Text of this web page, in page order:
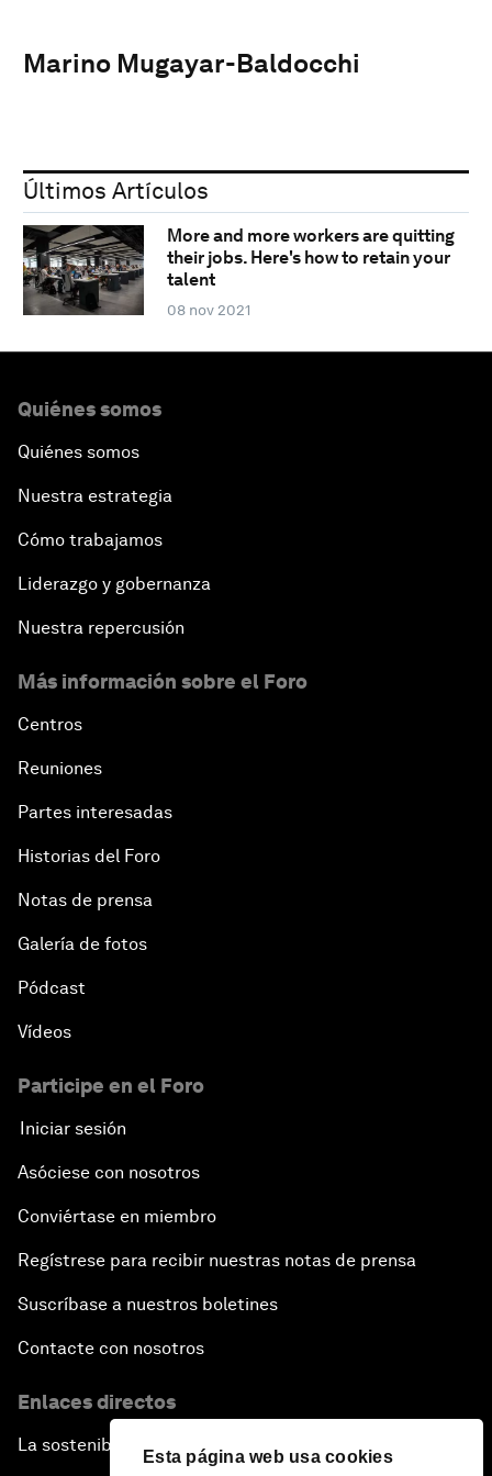
Esta página web usa cookies
Marino Mugayar-Baldocchi
Últimos Artículos
More and more workers are quitting
their jobs. Here's how to retain your
talent
08 nov 2021
Quiénes somos
Quiénes somos
Nuestra estrategia
Cómo trabajamos
Liderazgo y gobernanza
Nuestra repercusión
Más información sobre el Foro
Centros
Reuniones
Partes interesadas
Historias del Foro
Notas de prensa
Galería de fotos
Pódcast
Vídeos
Participe en el Foro
Iniciar sesión
Asóciese con nosotros
Conviértase en miembro
Regístrese para recibir nuestras notas de prensa
Suscríbase a nuestros boletines
Contacte con nosotros
Enlaces directos
La sostenibilidad en el Foro